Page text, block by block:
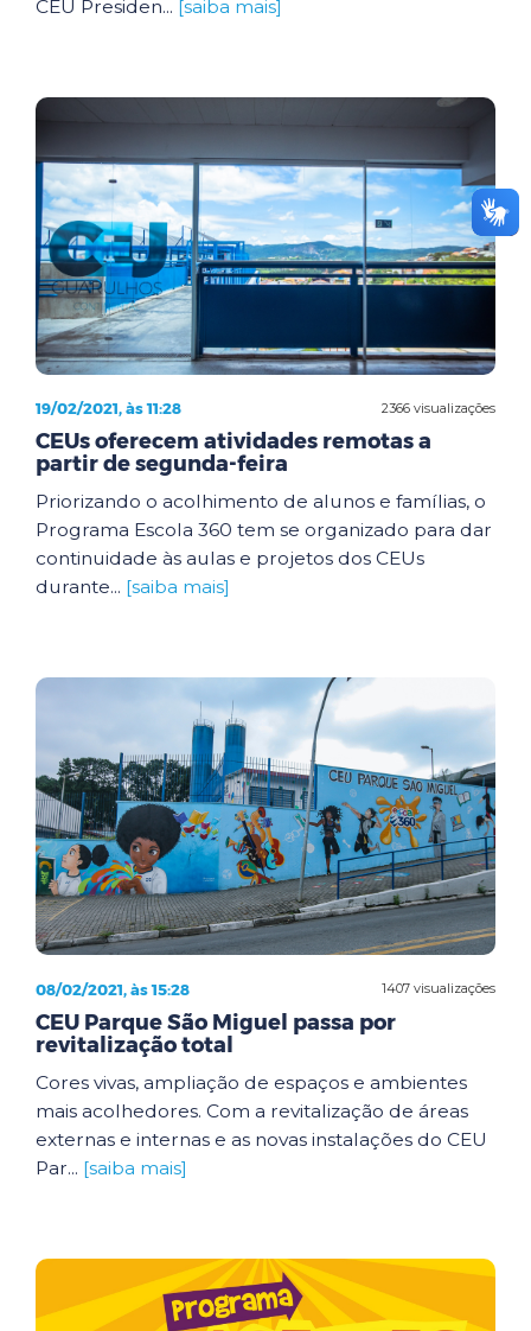
CEU Presiden... [saiba mais]
2366 visualizações
19/02/2021, às 11:28
CEUs oferecem atividades remotas a
partir de segunda-feira
Priorizando o acolhimento de alunos e famílias, o
Programa Escola 360 tem se organizado para dar
continuidade às aulas e projetos dos CEUs
durante... [saiba mais]
1407 visualizações
08/02/2021, às 15:28
CEU Parque São Miguel passa por
revitalização total
Cores vivas, ampliação de espaços e ambientes
mais acolhedores. Com a revitalização de áreas
externas e internas e as novas instalações do CEU
Par... [saiba mais]